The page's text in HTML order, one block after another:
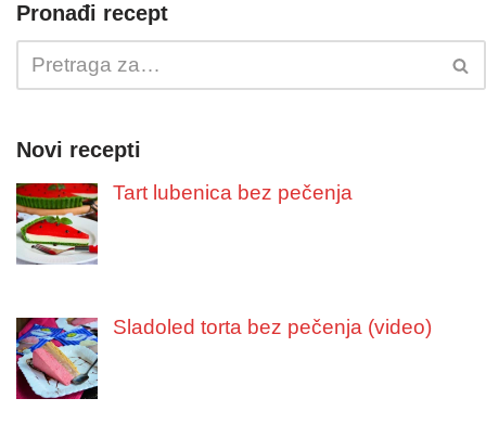
Pronađi recept
Novi recepti
Tart lubenica bez pečenja
Sladoled torta bez pečenja (video)